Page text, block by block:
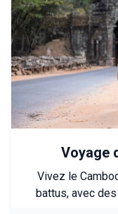
Voyage
Vivez le
battus, avec